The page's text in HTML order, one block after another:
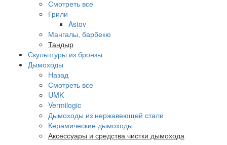
Смотреть все
Грили
Astov
Мангалы, барбекю
Тандыр
Скульптуры из бронзы
Дымоходы
Назад
Смотреть все
UMK
Vermilogic
Дымоходы из нержавеющей стали
Керамические дымоходы
Аксессуары и средства чистки дымохода